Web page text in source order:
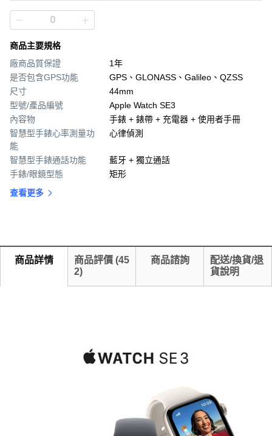
商品主要規格
廠商品質保證
1年
是否包含GPS功能
GPS、GLONASS、Galileo、QZSS
尺寸
44mm
型號/產品編號
Apple Watch SE3
內容物
手錶 + 錶帶 + 充電器 + 使用者手冊
智慧型手錶心率測量功
能
心律偵測
智慧型手錶通話功能
藍牙 + 獨立通話
手錶/眼鏡型態
矩形
查看更多
商品詳情 商品評價 (45
2)
商品諮詢
配送/換貨/退
貨說明